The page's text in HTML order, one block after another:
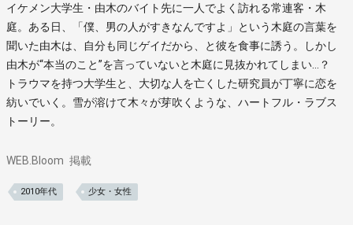
イケメン大学生・由木のバイト先に一人でよく訪れる常連客・木
庭。ある日、「僕、男の人がすきなんですよ」という木庭の言葉を
聞いた由木は、自分も同じゲイだから、と彼を食事に誘う。しかし
由木が“本当のこと”を言っていないと木庭に見抜かれてしまい…？
トラウマを持つ大学生と、大切な人を亡くした研究員が丁寧に恋を
紡いでいく。雪が溶けて木々が芽吹くような、ハートフル・ラブス
トーリー。
WEB.Bloom 掲載
2010年代 少女・女性